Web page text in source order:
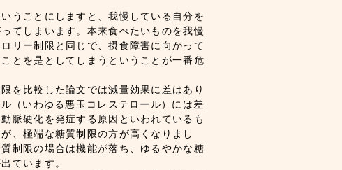
うことにしますと、我慢している自分を
てしまいます。本来食べたいものを我慢
リー制限と同じで、摂食障害に向かって
とを是としてしまうということが一番危
を比較した論文では減量効果に差はあり
（いわゆる悪玉コレステロール）には差
脈硬化を発症する原因といわれているも
、極端な糖質制限の方が高くなりまし
制限の場合は機能が落ち、ゆるやかな糖
ています。